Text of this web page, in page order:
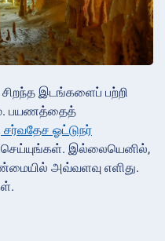
இடங்களைப் பற்றி
பயணத்தைத்
சர்வதேச ஓட்டுநர்
இல்லையெனில்,
அவ்வளவு எளிது.